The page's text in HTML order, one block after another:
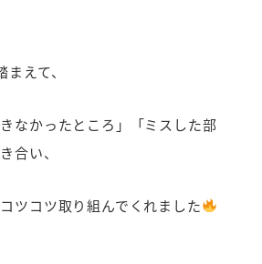
えて、
なかったところ」「ミスした部
合い、
ツコツ取り組んでくれました